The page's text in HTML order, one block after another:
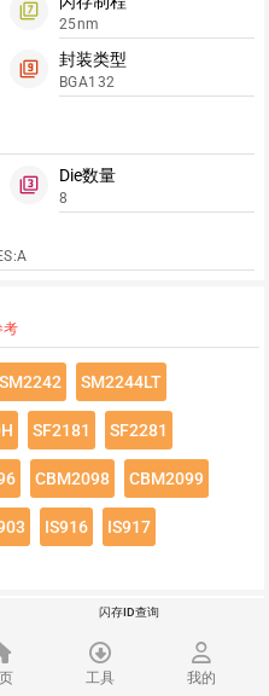
量产工具标
载吧
工具 我的
filter_7
25nm
filter_9
封装类型
BGA132
filter_3
Die数量
8
考
SM2242 SM2244LT
SF2181 SF2281
CBM2098 CBM2099
IS916 IS917
存速度详情
闪存ID查询